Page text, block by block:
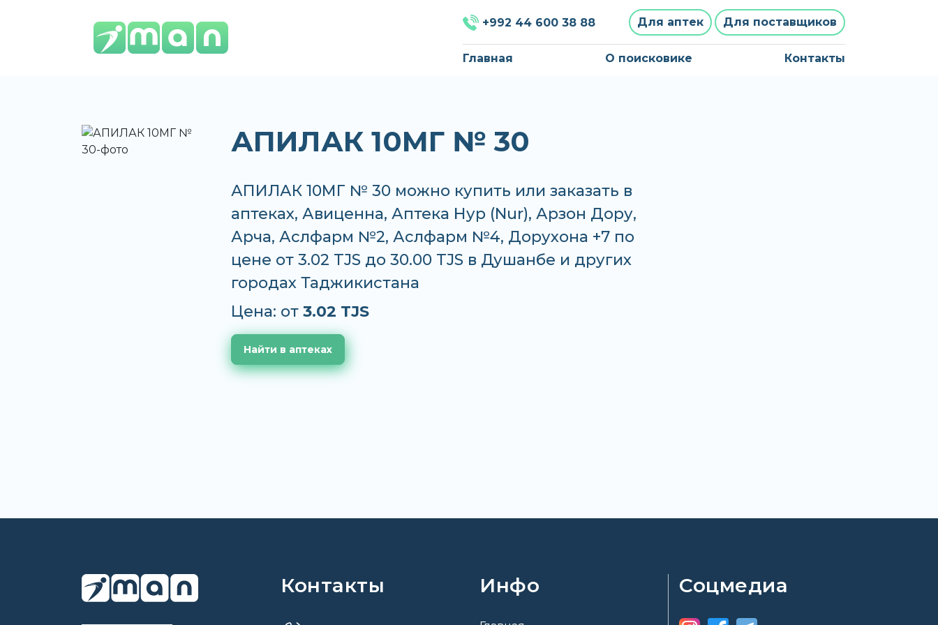
+992 44 600 38 88 Для аптек Для поставщиков
Главная О поисковике Контакты
АПИЛАК 10МГ № 30
АПИЛАК 10МГ № 30 можно купить или заказать в
аптеках, Авиценна, Аптека Нур (Nur), Арзон Дору,
Арча, Аслфарм №2, Аслфарм №4, Дорухона +7 по
цене от 3.02 TJS до 30.00 TJS в Душанбе и других
городах Таджикистана
Цена: от 3.02 TJS
Найти в аптеках
Контакты Инфо Соцмедиа